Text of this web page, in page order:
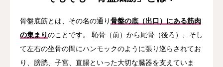
骨盤底筋とは、その名の通り 骨盤の底（出口）にある筋肉
の集まりのことです。 恥骨（前）から尾骨（後ろ）、そし
て左右の坐骨の間にハンモックのように張り巡らされてお
り、膀胱、子宮、直腸といった大切な臓器を支えていま